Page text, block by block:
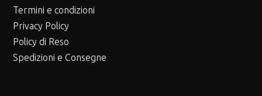
Termini e condizioni
Privacy Policy
Policy di Reso
Spedizioni e Consegne